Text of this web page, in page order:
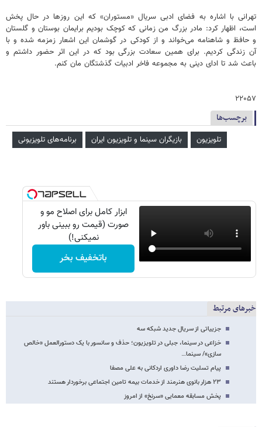
تهرانی با اشاره به فضای ادبی سریال «مستوران» که این روزها در حال پخش
است، اظهار کرد: مادر بزرگ من زمانی که کوچک بودیم برایمان بوستان و گلستان
و حافظ و شاهنامه می‌خواند و از کودکی در گوشمان این اشعار زمزمه شده و با
آن زندگی کردیم. برای همین سعادت بزرگی بود که در این اثر حضور داشتم و
باعث شد تا ادای دینی به مجموعه فاخر ادبیات گذشتگان مان کنم.
۲۲۰۵۷
برچسب‌ها
تلویزیون بازیگران سینما و تلویزیون ایران برنامه‌های تلویزیونی
ابزار کامل برای اصلاح مو و
صورت (قیمت رو ببینی باور
نمیکنی!)
باتخفیف بخر
خبرهای مرتبط
جزییاتی از سریال جدید شبکه سه
خزاعی در سینما، جبلی در تلویزیون؛ حذف و سانسور با یک دستورالعمل «خالص
سازی»/ سینما…
پیام تسلیت رضا داوری اردکانی به علی مصفا
۲۳ هزار بانوی هنرمند از خدمات بیمه تامین اجتماعی برخوردار هستند
پخش مسابقه معمایی «سرنخ» از امروز